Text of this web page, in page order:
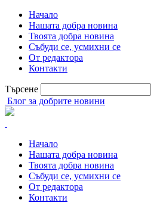
Начало
Нашата добра новина
Твоята добра новина
Събуди се, усмихни се
От редактора
Контакти
Търсене
Блог за добрите новини
Начало
Нашата добра новина
Твоята добра новина
Събуди се, усмихни се
От редактора
Контакти